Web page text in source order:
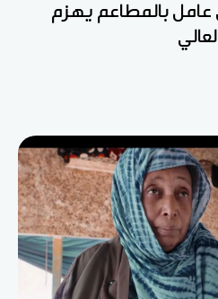
بالمطاعم يهزم